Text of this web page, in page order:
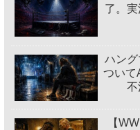
了。
ハン
ついて
不
【